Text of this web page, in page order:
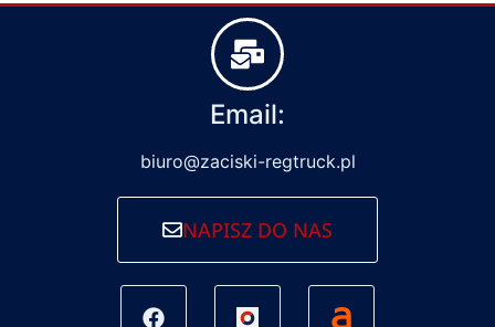
Email:
biuro@zaciski-regtruck.pl
NAPISZ DO NAS